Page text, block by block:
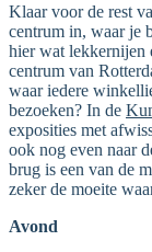
Klaar voor de rest
centrum in, waar je
hier wat lekkernijen
centrum van
waar iedere
bezoeken? In de
exposities met
ook nog even naar
brug is een van de
zeker de moeite
Avond